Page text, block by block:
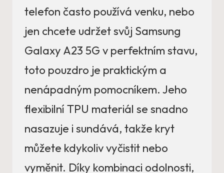
telefon často používá venku, nebo
jen chcete udržet svůj Samsung
Galaxy A23 5G v perfektním stavu,
toto pouzdro je praktickým a
nenápadným pomocníkem. Jeho
flexibilní TPU materiál se snadno
nasazuje i sundává, takže kryt
můžete kdykoliv vyčistit nebo
vyměnit. Díky kombinaci odolnosti,